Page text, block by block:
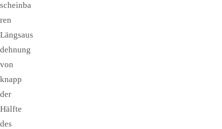
scheinba
ren
Längsaus
dehnung
von
knapp
der
Hälfte
des